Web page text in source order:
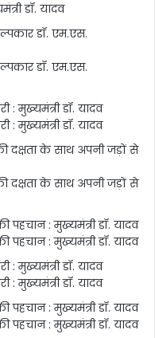
डॉ. यादव
डॉ. एम.एस.
डॉ. एम.एस.
: मुख्यमंत्री डॉ. यादव
: मुख्यमंत्री डॉ. यादव
दक्षता के साथ अपनी जड़ों से
दक्षता के साथ अपनी जड़ों से
: मुख्यमंत्री डॉ. यादव
: मुख्यमंत्री डॉ. यादव
: मुख्यमंत्री डॉ. यादव
: मुख्यमंत्री डॉ. यादव
: मुख्यमंत्री डॉ. यादव
: मुख्यमंत्री डॉ. यादव